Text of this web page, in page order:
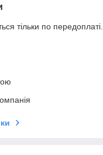
тільки по передоплаті.